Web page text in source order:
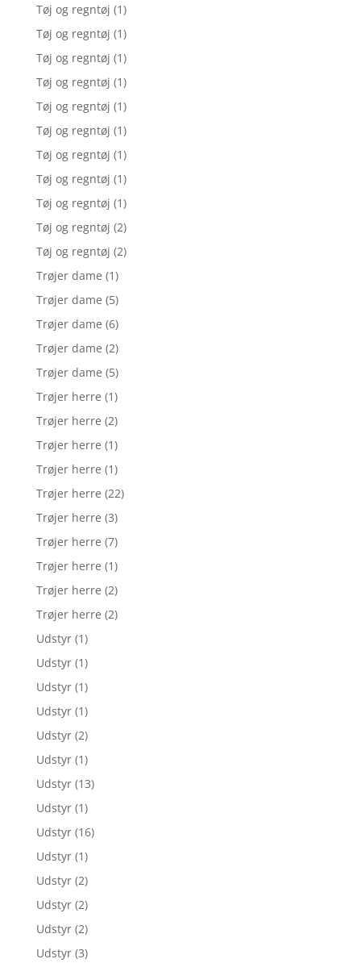
Tøj og regntøj (1)
Tøj og regntøj (1)
Tøj og regntøj (1)
Tøj og regntøj (1)
Tøj og regntøj (1)
Tøj og regntøj (1)
Tøj og regntøj (1)
Tøj og regntøj (1)
Tøj og regntøj (1)
Tøj og regntøj (2)
Tøj og regntøj (2)
Trøjer dame (1)
Trøjer dame (5)
Trøjer dame (6)
Trøjer dame (2)
Trøjer dame (5)
Trøjer herre (1)
Trøjer herre (2)
Trøjer herre (1)
Trøjer herre (1)
Trøjer herre (22)
Trøjer herre (3)
Trøjer herre (7)
Trøjer herre (1)
Trøjer herre (2)
Trøjer herre (2)
Udstyr (1)
Udstyr (1)
Udstyr (1)
Udstyr (1)
Udstyr (2)
Udstyr (1)
Udstyr (13)
Udstyr (1)
Udstyr (16)
Udstyr (1)
Udstyr (2)
Udstyr (2)
Udstyr (2)
Udstyr (3)